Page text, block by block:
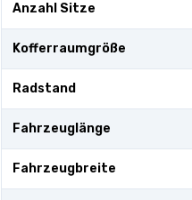
Anzahl Sitze
Kofferraumgröße
Radstand
Fahrzeuglänge
Fahrzeugbreite